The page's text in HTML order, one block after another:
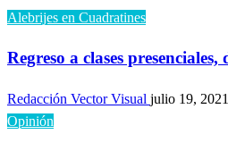
Alebrijes en Cuadratines
Regreso a clases
Redacción Vector Visual julio 19, 2021
Opinión